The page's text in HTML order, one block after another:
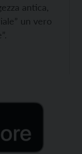
antica,
un vero